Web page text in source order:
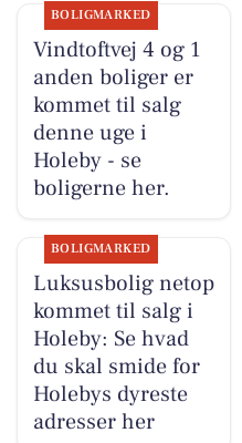
BOLIGMARKED
Vindtoftvej 4 og 1
anden boliger er
kommet til salg
denne uge i
Holeby - se
boligerne her.
BOLIGMARKED
Luksusbolig netop
kommet til salg i
Holeby: Se hvad
du skal smide for
Holebys dyreste
adresser her